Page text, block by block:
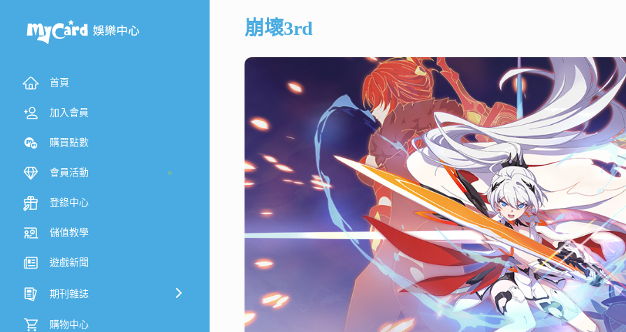
首頁
加入會員
購買點數
會員活動
登錄中心
儲值教學
遊戲新聞
期刊雜誌
購物中心
崩壞3rd